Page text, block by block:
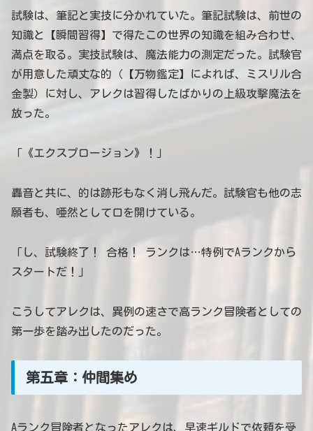
試験は、筆記と実技に分かれていた。筆記試験は、前世の
知識と【瞬間習得】で得たこの世界の知識を組み合わせ、
満点を取る。実技試験は、魔法能力の測定だった。試験官
が用意した頑丈な的（【万物鑑定】によれば、ミスリル合
金製）に対し、アレクは習得したばかりの上級攻撃魔法を
放った。
「《エクスプロージョン》！」
轟音と共に、的は跡形もなく消し飛んだ。試験官も他の志
願者も、唖然として口を開けている。
「し、試験終了！ 合格！ ランクは…特例でAランクから
スタートだ！」
こうしてアレクは、異例の速さで高ランク冒険者としての
第一歩を踏み出したのだった。
第五章：仲間集め
Aランク冒険者となったアレクは、早速ギルドで依頼を受